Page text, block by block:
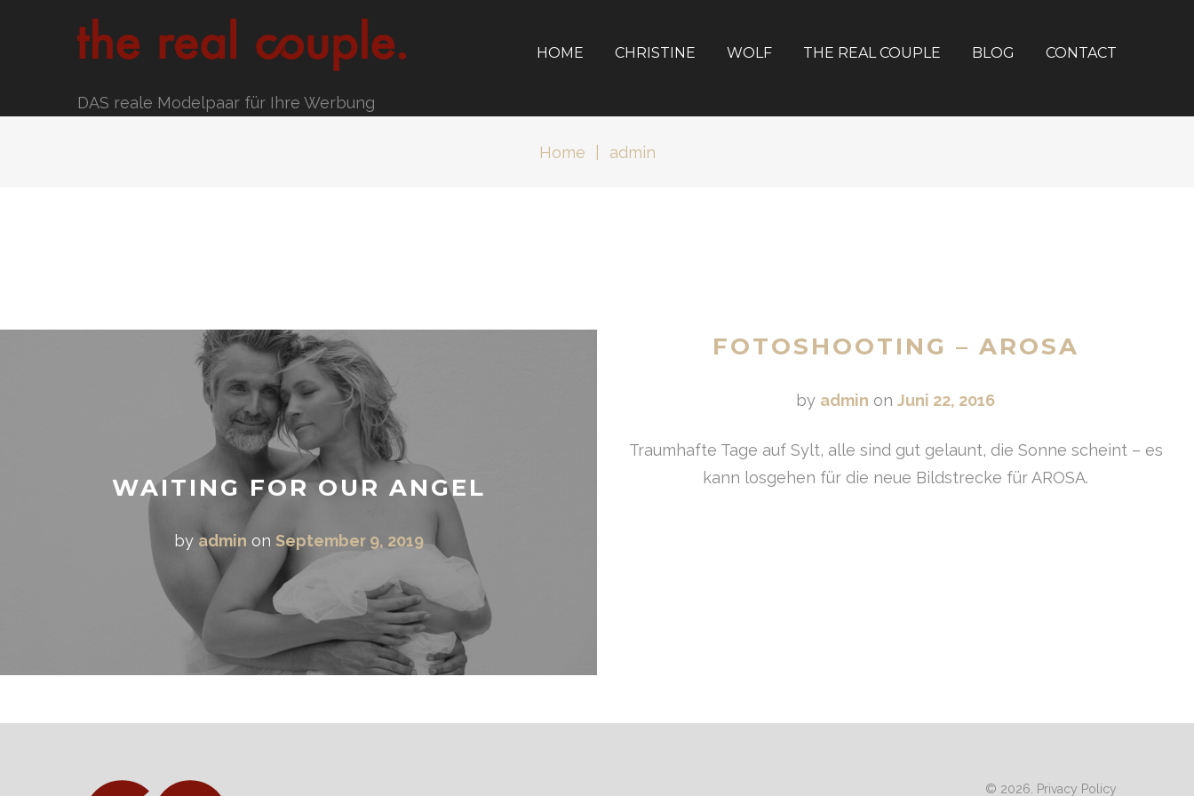
DAS reale Modelpaar für Ihre Werbung
HOME CHRISTINE WOLF THE REAL COUPLE BLOG CONTACT
Home admin
WAITING FOR OUR ANGEL
by admin on September 9, 2019
FOTOSHOOTING – AROSA
by admin on Juni 22, 2016
Traumhafte Tage auf Sylt, alle sind gut gelaunt, die Sonne scheint – es
kann losgehen für die neue Bildstrecke für AROSA.
© 2026. Privacy Policy